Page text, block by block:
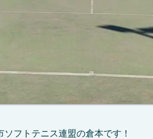
ソフトテニス連盟の倉本です！